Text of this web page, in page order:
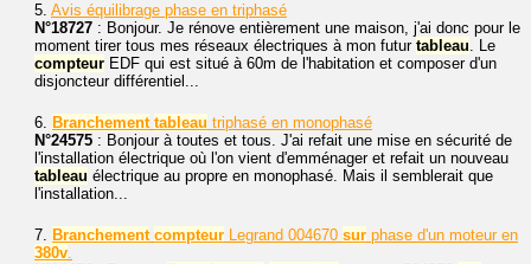
5. Avis équilibrage phase en triphasé
N°18727 : Bonjour. Je rénove entièrement une maison, j'ai donc pour le
moment tirer tous mes réseaux électriques à mon futur tableau. Le
compteur EDF qui est situé à 60m de l'habitation et composer d'un
disjoncteur différentiel...
6. Branchement tableau triphasé en monophasé
N°24575 : Bonjour à toutes et tous. J'ai refait une mise en sécurité de
l'installation électrique où l'on vient d'emménager et refait un nouveau
tableau électrique au propre en monophasé. Mais il semblerait que
l'installation...
7. Branchement compteur Legrand 004670 sur phase d'un moteur en
380v.